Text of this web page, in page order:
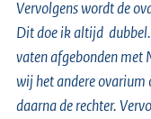
Vervolgens wordt de
Dit doe ik altijd
vaten afgebonden met
wij het andere ovarium
daarna de rechter.